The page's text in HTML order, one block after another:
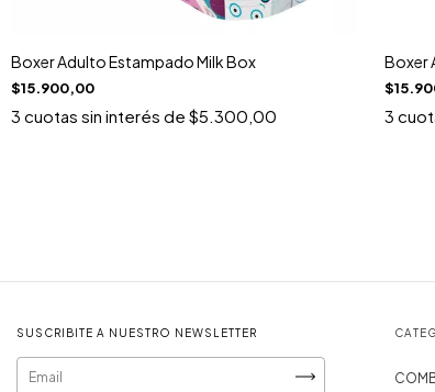
Boxer Adulto Estampado Milk Box
$15.900,00
3 cuotas sin interés de $5.300,00
Boxer
3
SUSCRIBITE A NUESTRO NEWSLETTER